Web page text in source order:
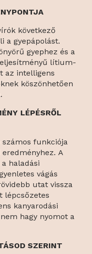
következő
a gyepápolást.
gyephez és a
lítium-
az intelligens
köszönhetően
LÉPÉSRŐL
funkciója
A
haladási
vágás
utat vissza
lépcsőzetes
kanyarodási
hagy nyomot a
SZERINT